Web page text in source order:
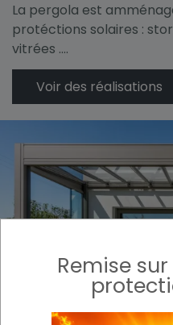
La pergola est
protéctions solaires :
vitrées ....
Voir des réalisations
Remise